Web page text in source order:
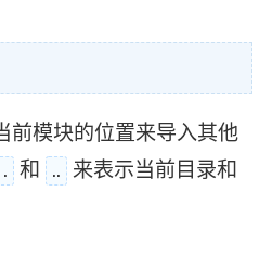
前模块的位置来导入其他
. 和 ..
来表示当前目录和